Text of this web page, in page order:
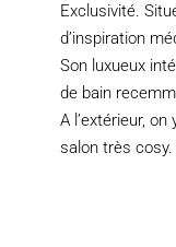
Exclusivité.
d’inspiration
Son luxueux
de bain
A l’extérieur,
salon très